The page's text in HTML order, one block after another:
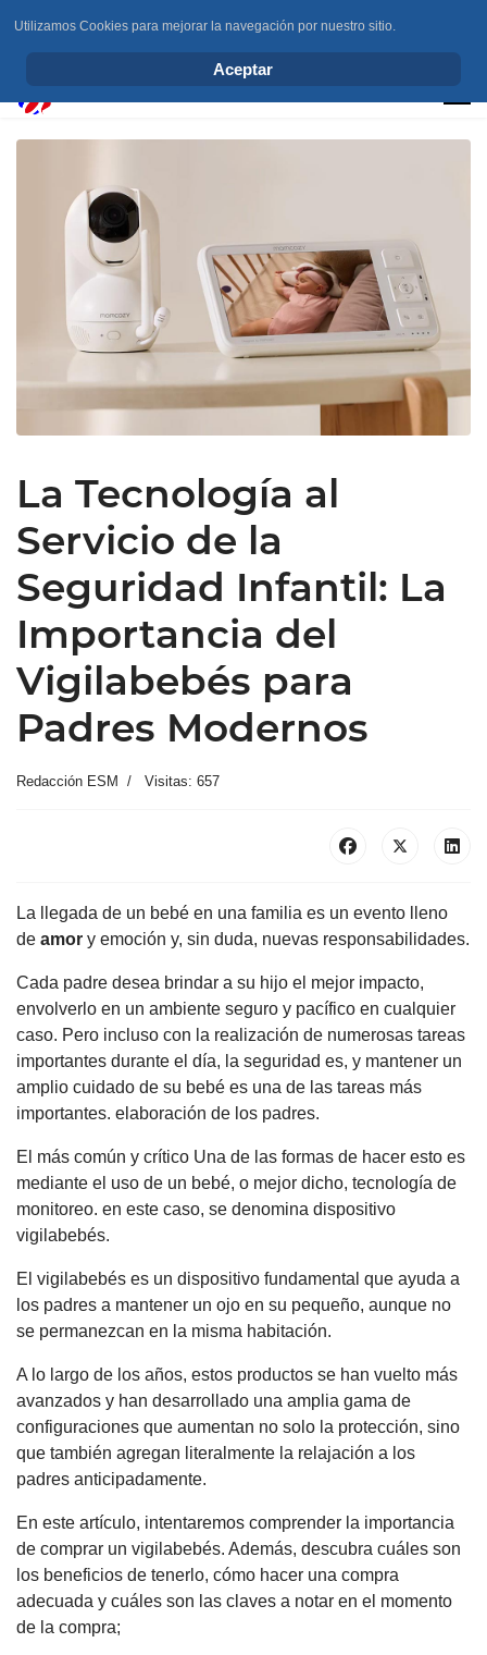
La Tecnología al
Servicio de la
Seguridad Infantil: La
Importancia del
Vigilabebés para
Padres Modernos
Redacción ESM Visitas: 657
La llegada de un bebé en una familia es un evento lleno
de amor y emoción y, sin duda, nuevas responsabilidades.
Cada padre desea brindar a su hijo el mejor impacto,
envolverlo en un ambiente seguro y pacífico en cualquier
caso. Pero incluso con la realización de numerosas tareas
importantes durante el día, la seguridad es, y mantener un
amplio cuidado de su bebé es una de las tareas más
importantes. elaboración de los padres.
El más común y crítico Una de las formas de hacer esto es
mediante el uso de un bebé, o mejor dicho, tecnología de
monitoreo. en este caso, se denomina dispositivo
vigilabebés.
El vigilabebés es un dispositivo fundamental que ayuda a
los padres a mantener un ojo en su pequeño, aunque no
se permanezcan en la misma habitación.
A lo largo de los años, estos productos se han vuelto más
avanzados y han desarrollado una amplia gama de
configuraciones que aumentan no solo la protección, sino
que también agregan literalmente la relajación a los
padres anticipadamente.
En este artículo, intentaremos comprender la importancia
de comprar un vigilabebés. Además, descubra cuáles son
los beneficios de tenerlo, cómo hacer una compra
adecuada y cuáles son las claves a notar en el momento
de la compra;
Utilizamos Cookies para mejorar la navegación por nuestro sitio.
Aceptar